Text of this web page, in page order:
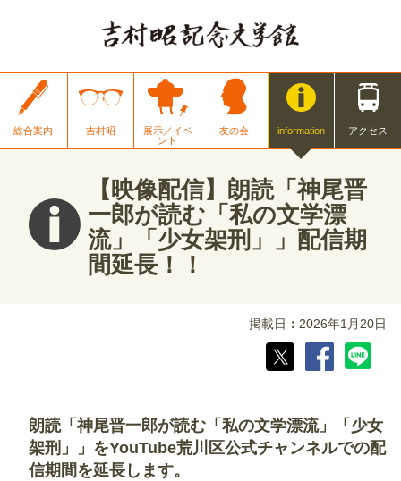
総合案内 吉村昭
展示／イベ
ント
友の会 information アクセス
【映像配信】朗読「神尾晋
一郎が読む「私の文学漂
流」「少女架刑」」配信期
間延長！！
掲載日 2026年1月20日
朗読「神尾晋一郎が読む「私の文学漂流」「少女
架刑」」をYouTube荒川区公式チャンネルでの配
信期間を延長します。